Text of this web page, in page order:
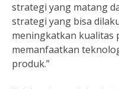
strategi yang matang
strategi yang bisa
meningkatkan kualitas
memanfaatkan
produk.”